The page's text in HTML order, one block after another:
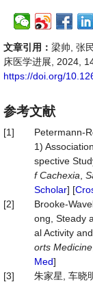
文章引用： 梁帅, 张
床医学进展, 2024,
https://doi.org/
参考文献
[1] Petermann-
1)
spective
f Cachexia
Scholar] [
[2]
Brooke-
ong, Steady
al Activity
orts Medicine
Med]
[3]
朱家星, 车晓